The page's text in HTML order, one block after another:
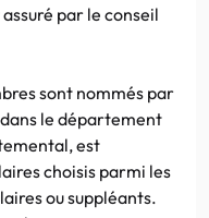
par le conseil
sont nommés par
le département
est
choisis parmi les
ou suppléants.